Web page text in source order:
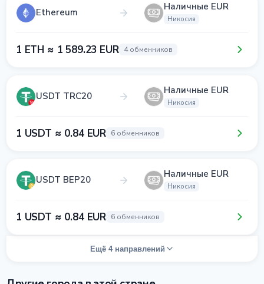
Ethereum Наличные EUR
Никосия
1 ETH ≈ 1 589.23 EUR 4 обменников
USDT TRC20 Наличные EUR
Никосия
1 USDT ≈ 0.84 EUR 6 обменников
USDT BEP20 Наличные EUR
Никосия
1 USDT ≈ 0.84 EUR 6 обменников
Ещё 4 направлений